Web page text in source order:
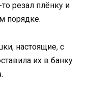
резал плёнку и
порядке.
настоящие, с
их в банку